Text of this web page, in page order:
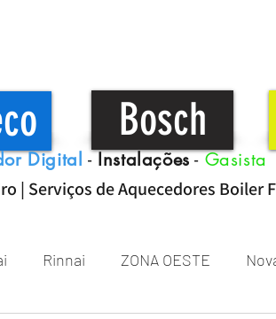
Bosch
Digital -Instalações-Gasista
| Serviços de Aquecedores Boiler
Rinnai ZONA OESTE